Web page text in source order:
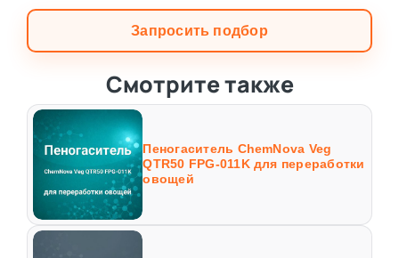
Запросить подбор
Смотрите также
Пеногаситель ChemNova Veg
QTR50 FPG-011K для переработки
овощей